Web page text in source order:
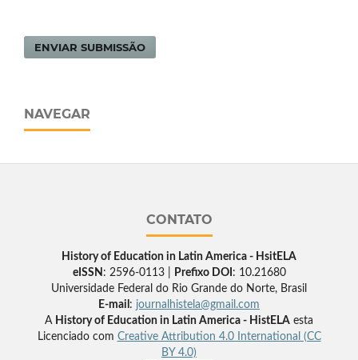
ENVIAR SUBMISSÃO
NAVEGAR
CONTATO
History of Education in Latin America - HsitELA
eISSN : 2596-0113 | Prefixo DOI : 10.21680
Universidade Federal do Rio Grande do Norte, Brasil
E-mail : journalhistela@gmail.com
A History of Education in Latin America - HistELA esta
Licenciado com Creative Attribution 4.0 International (CC
BY 4.0)